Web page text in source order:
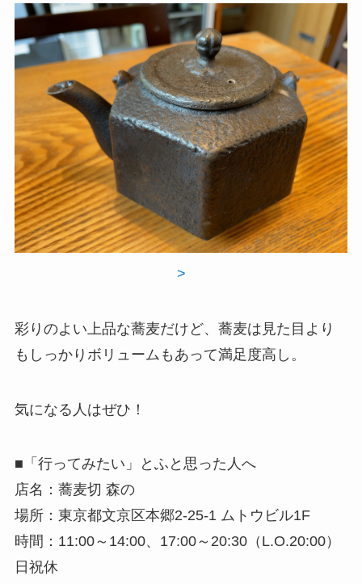
>
彩りのよい上品な蕎麦だけど、蕎麦は見た目より
もしっかりボリュームもあって満足度高し。
気になる人はぜひ！
■「行ってみたい」とふと思った人へ
店名：蕎麦切 森の
場所：東京都文京区本郷2-25-1 ムトウビル1F
時間：11:00～14:00、17:00～20:30（L.O.20:00）
日祝休